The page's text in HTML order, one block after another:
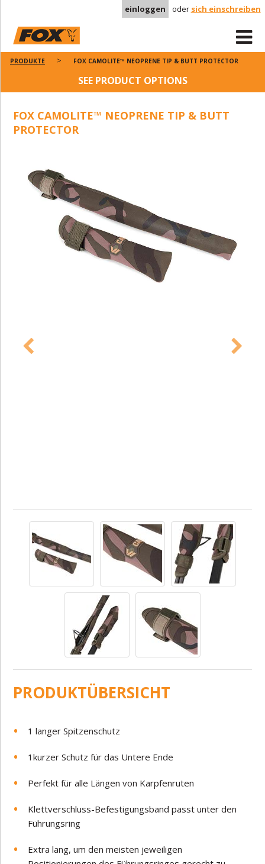
einloggen oder sich einschreiben
PRODUKTE FOX CAMOLITE™ NEOPRENE TIP & BUTT PROTECTOR
SEE PRODUCT OPTIONS
FOX CAMOLITE™ NEOPRENE TIP & BUTT
PROTECTOR
PRODUKTÜBERSICHT
1 langer Spitzenschutz
1kurzer Schutz für das Untere Ende
Perfekt für alle Längen von Karpfenruten
Klettverschluss-Befestigungsband passt unter den
Führungsring
Extra lang, um den meisten jeweiligen